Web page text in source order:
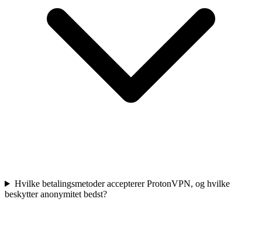
Hvilke betalingsmetoder accepterer ProtonVPN, og hvilke
beskytter anonymitet bedst?